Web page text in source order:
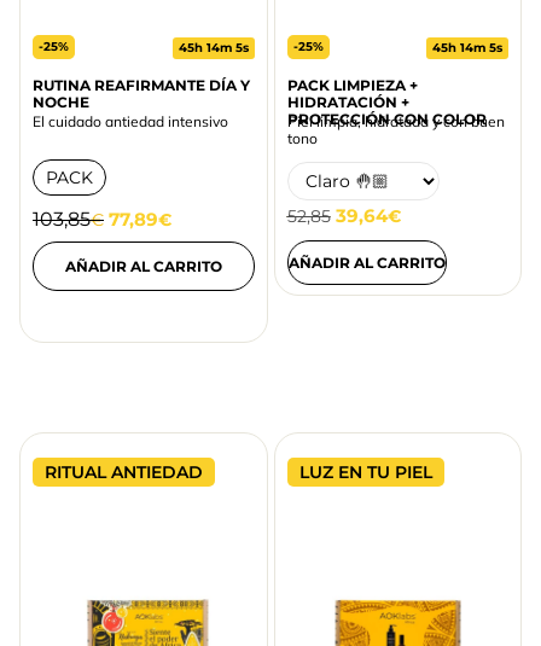
-25% 45h 14m 5s
RUTINA REAFIRMANTE DÍA Y
NOCHE
El cuidado antiedad intensivo
PACK
103,85€ 77,89€
AÑADIR AL CARRITO
-25% 45h 14m 5s
PACK LIMPIEZA +
HIDRATACIÓN +
PROTECCIÓN CON COLOR
Piel limpia, hidratada y con buen
tono
52,85 39,64€
AÑADIR AL CARRITO
RITUAL ANTIEDAD LUZ EN TU PIEL